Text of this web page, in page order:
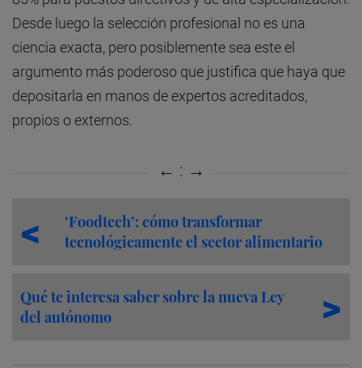
Desde luego la selección profesional no es una
ciencia exacta, pero posiblemente sea este el
argumento más poderoso que justifica que haya que
depositarla en manos de expertos acreditados,
propios o externos.
‘Foodtech’: cómo transformar
tecnológicamente el sector alimentario
Qué te interesa saber sobre la nueva Ley
del autónomo